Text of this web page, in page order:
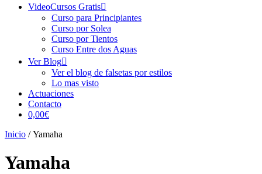
VideoCursos Gratis
Curso para Principiantes
Curso por Solea
Curso por Tientos
Curso Entre dos Aguas
Ver Blog
Ver el blog de falsetas por estilos
Lo mas visto
Actuaciones
Contacto
0,00€
Inicio / Yamaha
Yamaha